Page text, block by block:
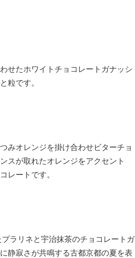
せたホワイトチョコレートガナッシ
粒です。
みオレンジを掛け合わせビターチョ
スが取れたオレンジをアクセント
レートです。
ラリネと宇治抹茶のチョコレートガ
静寂さが共鳴する古都京都の夏を表